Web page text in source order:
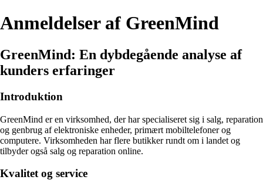
Anmeldelser af GreenMind
GreenMind: En dybdegående analyse af
kunders erfaringer
Introduktion
GreenMind er en virksomhed, der har specialiseret sig i salg, reparation
og genbrug af elektroniske enheder, primært mobiltelefoner og
computere. Virksomheden har flere butikker rundt om i landet og
tilbyder også salg og reparation online.
Kvalitet og service